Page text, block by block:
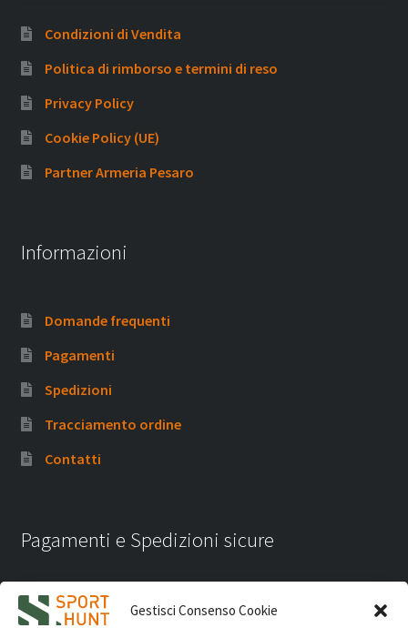
Gestisci Consenso Cookie
Condizioni di Vendita
Politica di rimborso e termini di reso
Privacy Policy
Cookie Policy (UE)
Partner Armeria Pesaro
Informazioni
Domande frequenti
Pagamenti
Spedizioni
Tracciamento ordine
Contatti
Pagamenti e Spedizioni sicure